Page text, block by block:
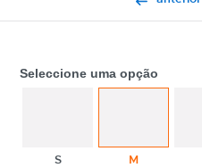
Seleccione uma opção
S M